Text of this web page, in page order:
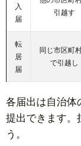
入
届
引越す
転
居
届
同じ市区町
で引越し
各届出は自治体
提出できます。
う。